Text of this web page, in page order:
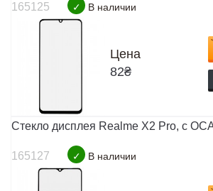
165125 ✓ В наличии
Цена
82₴
Стекло дисплея Realme X2 Pro, с
165127 ✓ В наличии